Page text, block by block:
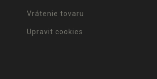
Vrátenie tovaru
Upravit cookies